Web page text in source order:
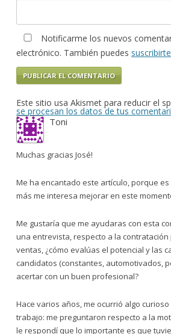
Notificarme los nuevos
electrónico. También puedes suscribirte
Este sitio usa Akismet para reducir el
se procesan los datos de tus
Toni
Muchas gracias José!
Me ha encantado este artículo, porque
más me interesa mejorar en este
Me gustaría que me ayudaras con esta
una entrevista, respecto a la
ventas, ¿cómo evalúas el potencial y las
candidatos (constantes, automotivados,
acertar con un buen profesional?
Hace varios años, me ocurrió algo
trabajo: me preguntaron respecto a la
le respondí que lo importante es que